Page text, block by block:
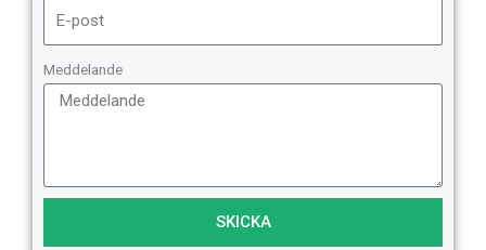
Meddelande
SKICKA